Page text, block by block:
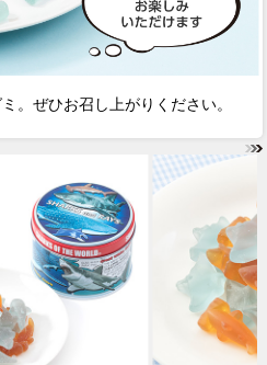
。ぜひお召し上がりください。